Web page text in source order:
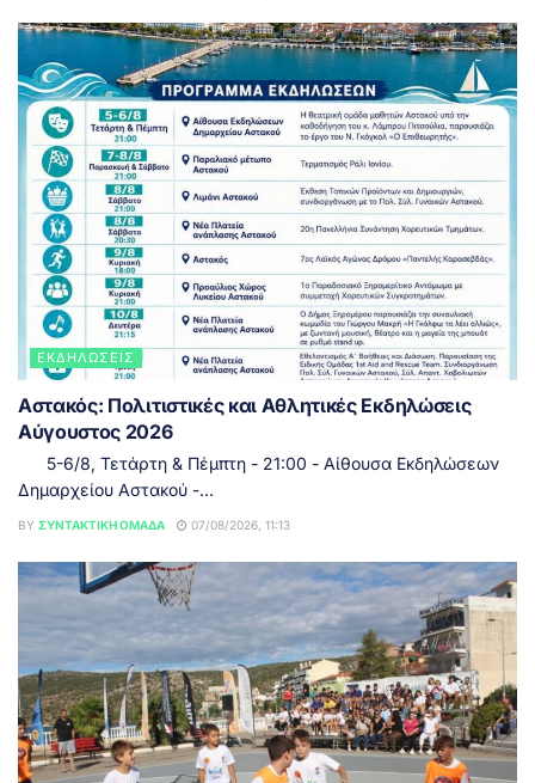
ΕΚΔΗΛΏΣΕΙΣ
Αστακός: Πολιτιστικές και Αθλητικές Εκδηλώσεις
Αύγουστος 2026
5-6/8, Τετάρτη & Πέμπτη - 21:00 - Αίθουσα Εκδηλώσεων
Δημαρχείου Αστακού -...
BY ΣΥΝΤΑΚΤΙΚΉ ΟΜΆΔΑ 07/08/2026, 11:13